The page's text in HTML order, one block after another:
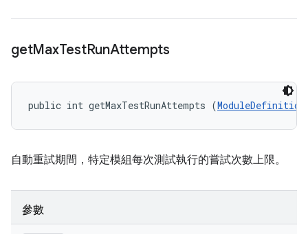
getMaxTestRunAttempts
public int getMaxTestRunAttempts (ModuleDefinition
自動重試期間，特定模組每次測試執行的嘗試次數上限。
參數